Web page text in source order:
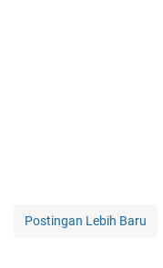
Postingan Lebih Baru